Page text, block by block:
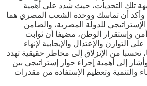
تلك التحديات، حيث شدد على أهمية
وأكد أن تماسك ووحدة الشعب المصري هما
الإستراتيجي للدولة المصرية، والضامن
وإستقرار الوطن، مضيفا أن ثوابت
التوازن والإعتدال والإيجابية لإنهاء
تحسبا من الإنزلاق إلى مخاطر حقيقية تهدد
وأشار إلى أهمية إجراء حوار إستراتيجي بين
والتنمية وتعظيم الإستفادة من مقدرات